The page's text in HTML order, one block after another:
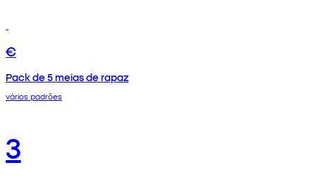
€
Pack de 5 meias de rapaz
vários padrões
3